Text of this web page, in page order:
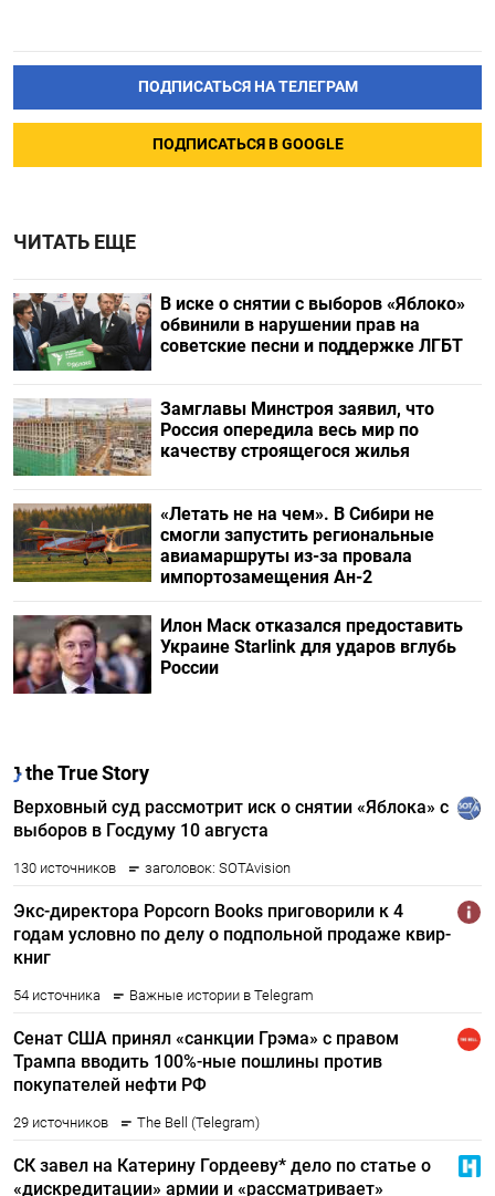
ПОДПИСАТЬСЯ НА ТЕЛЕГРАМ
ПОДПИСАТЬСЯ В GOOGLE
ЧИТАТЬ ЕЩЕ
В иске о снятии с выборов «Яблоко»
обвинили в нарушении прав на
советские песни и поддержке ЛГБТ
Замглавы Минстроя заявил, что
Россия опередила весь мир по
качеству строящегося жилья
«Летать не на чем». В Сибири не
смогли запустить региональные
авиамаршруты из-за провала
импортозамещения Ан-2
Илон Маск отказался предоставить
Украине Starlink для ударов вглубь
России